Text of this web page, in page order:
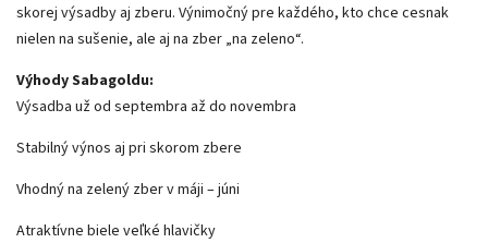
skorej výsadby aj zberu. Výnimočný pre každého, kto chce cesnak
nielen na sušenie, ale aj na zber „na zeleno“.
Výhody Sabagoldu:
Výsadba už od septembra až do novembra
Stabilný výnos aj pri skorom zbere
Vhodný na zelený zber v máji – júni
Atraktívne biele veľké hlavičky